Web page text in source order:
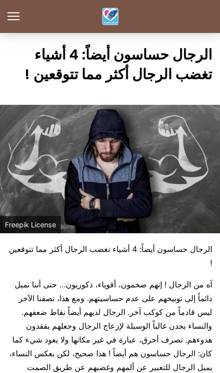
الرجال حساسون أيضاً: 4 أشياء
تغضب الرجال أكثر مما تتوقعين !
Freepik License
الرجال حساسون أيضاً: 4 أشياء تغضب الرجال أكثر مما تتوقعين
!
آه من الرجال ! إنهم ضخمون، أقوياء، ذكوريون… حتى أننا نميل
دائماً إلى توبيخهم على عدم حساسيتهم. ومع هذا، نصفنا الآخر
ليس قادماً من كوكب آخر. الرجال لديهم أيضاً نقاط ضعفهم.
والنساء يجدن غالباً الوسيلة لإزعاج الرجال وجعلهم يفقدون
هدوءهم. تصرف أخرق، عبارة في غير مكانها ولا يعود شيء كما
كان: الرجال حساسون هم أيضاً ! هذا صحيح، لكن بعكس النساء،
يميل الرجال للتعبير عن ألمهم وغضبهم عن طريق الصمت